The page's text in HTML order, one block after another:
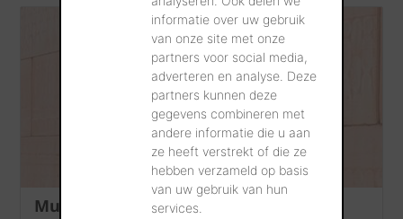
informatie over uw gebruik
van onze site met onze
partners voor social media,
adverteren en analyse. Deze
partners kunnen deze
gegevens combineren met
andere informatie die u aan
ze heeft verstrekt of die ze
hebben verzameld op basis
van uw gebruik van hun
services.
Mur intérieur